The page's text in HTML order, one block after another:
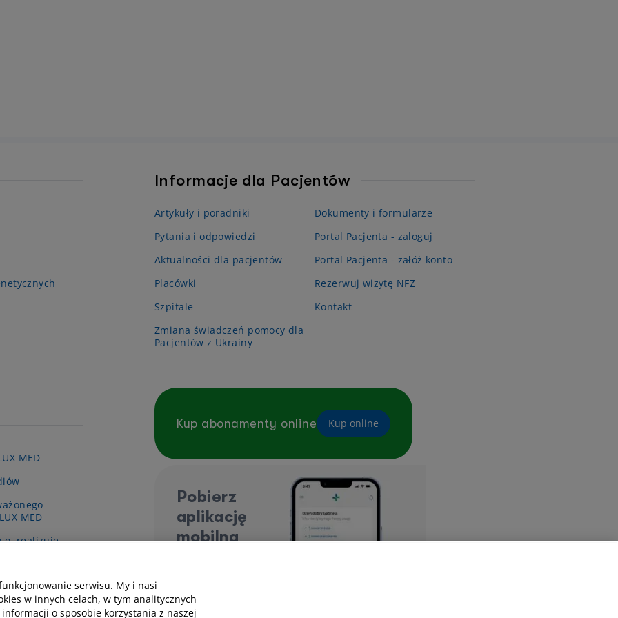
Informacje dla Pacjentów
Artykuły i poradniki
Pytania i odpowiedzi
Aktualności dla pacjentów
Placówki
Szpitale
Zmiana świadczeń pomocy dla
Pacjentów z Ukrainy
Dokumenty i formularze
Portal Pacjenta - zaloguj
Portal Pacjenta - załóż konto
Rezerwuj wizytę NFZ
Kontakt
MED
MED
realizuje
Kup abonamenty online Kup online
Pobierz
aplikację
mobilną
serwisu. My i nasi
w innych celach, w tym analitycznych
o sposobie korzystania z naszej